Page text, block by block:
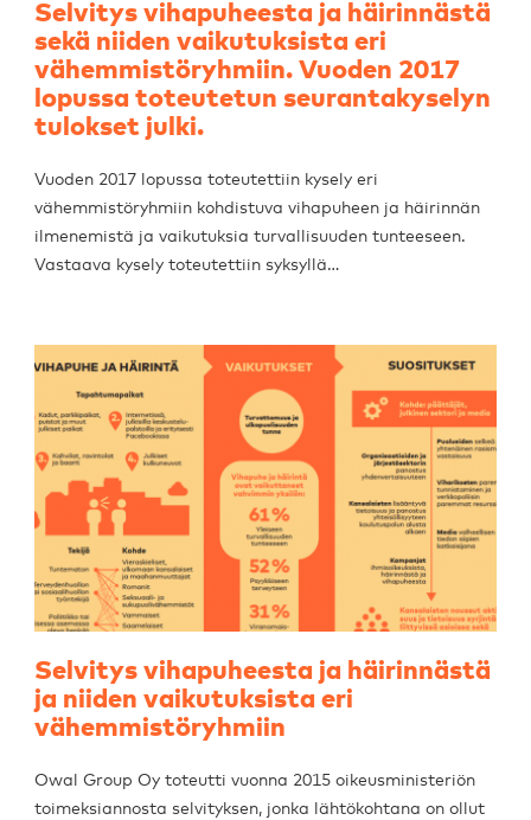
Selvitys vihapuheesta ja häirinnästä
sekä niiden vaikutuksista eri
vähemmistöryhmiin. Vuoden 2017
lopussa toteutetun seurantakyselyn
tulokset julki.
Vuoden 2017 lopussa toteutettiin kysely eri
vähemmistöryhmiin kohdistuva vihapuheen ja häirinnän
ilmenemistä ja vaikutuksia turvallisuuden tunteeseen.
Vastaava kysely toteutettiin syksyllä…
Selvitys vihapuheesta ja häirinnästä
ja niiden vaikutuksista eri
vähemmistöryhmiin
Owal Group Oy toteutti vuonna 2015 oikeusministeriön
toimeksiannosta selvityksen, jonka lähtökohtana on ollut